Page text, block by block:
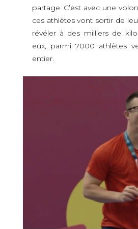
partage. C’est avec une
ces athlètes vont sortir de
révéler à des milliers de
eux, parmi 7000 athlètes
entier.